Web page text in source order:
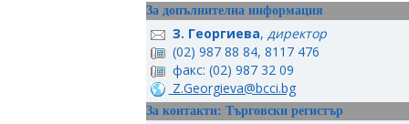
За допълнителна информация
З. Георгиева, директор
(02) 987 88 84, 8117 476
факс: (02) 987 32 09
Z.Georgieva@bcci.bg
За контакти: Търговски регистър